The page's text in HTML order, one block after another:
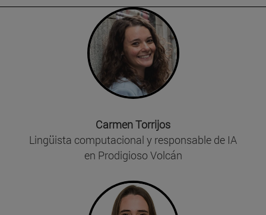
Carmen Torrijos
Lingüista computacional y responsable de IA
en Prodigioso Volcán